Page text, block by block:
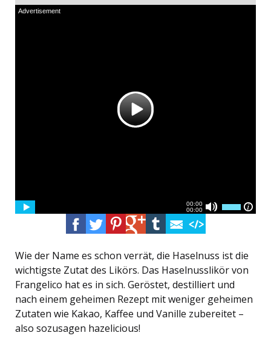
Wie der Name es schon verrät, die Haselnuss ist die
wichtigste Zutat des Likörs. Das Haselnusslikör von
Frangelico hat es in sich. Geröstet, destilliert und
nach einem geheimen Rezept mit weniger geheimen
Zutaten wie Kakao, Kaffee und Vanille zubereitet –
also sozusagen hazelicious!